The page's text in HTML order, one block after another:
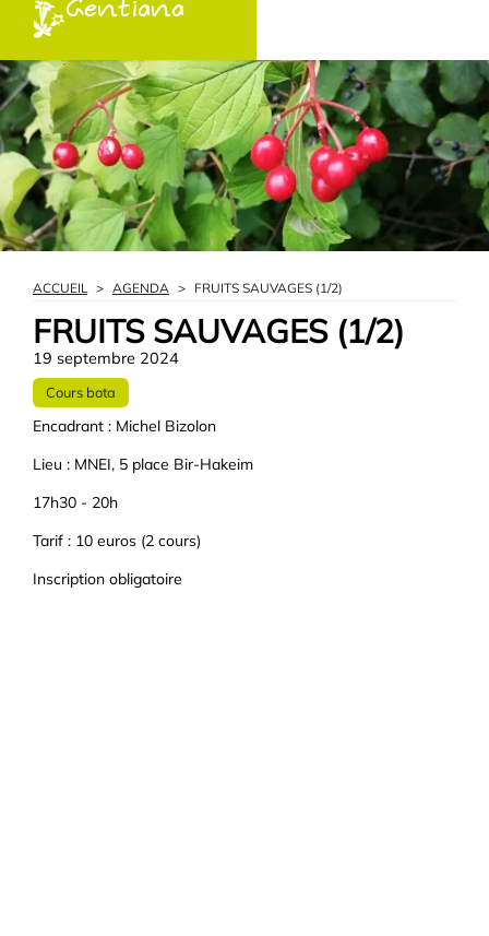
Gentiana
ACCUEIL > AGENDA > FRUITS SAUVAGES (1/2)
FRUITS SAUVAGES (1/2)
19 septembre 2024
Cours bota
Encadrant : Michel Bizolon
Lieu : MNEI, 5 place Bir-Hakeim
17h30 - 20h
Tarif : 10 euros (2 cours)
Inscription obligatoire